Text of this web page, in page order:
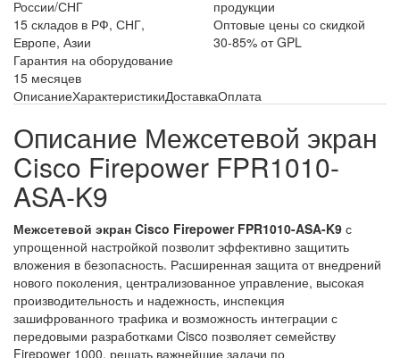
России/СНГ
продукции
15 складов в РФ, СНГ,
Европе, Азии
Оптовые цены со скидкой
30-85% от GPL
Гарантия на оборудование
15 месяцев
ОписаниеХарактеристикиДоставкаОплата
Описание Межсетевой экран
Cisco Firepower FPR1010-
ASA-K9
Межсетевой экран Cisco Firepower FPR1010-ASA-K9 с
упрощенной настройкой позволит эффективно защитить
вложения в безопасность. Расширенная защита от внедрений
нового поколения, централизованное управление, высокая
производительность и надежность, инспекция
зашифрованного трафика и возможность интеграции с
передовыми разработками Cisco позволяет семейству
Firepower 1000, решать важнейшие задачи по